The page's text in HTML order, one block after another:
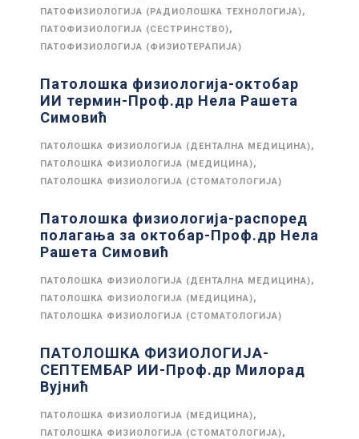
ПАТОФИЗИОЛОГИЈА (РАДИОЛОШКА ТЕХНОЛОГИЈА),
ПАТОФИЗИОЛОГИЈА (СЕСТРИНСТВО),
ПАТОФИЗИОЛОГИЈА (ФИЗИОТЕРАПИЈА)
Патолошка физиологија-октобар
ИИ термин-Проф.др Нела Рашета
Симовић
ПАТОЛОШКА ФИЗИОЛОГИЈА (ДЕНТАЛНА МЕДИЦИНА),
ПАТОЛОШКА ФИЗИОЛОГИЈА (МЕДИЦИНА),
ПАТОЛОШКА ФИЗИОЛОГИЈА (СТОМАТОЛОГИЈА)
Патолошка физиологија-распоред
полагања за октобар-Проф.др Нела
Рашета Симовић
ПАТОЛОШКА ФИЗИОЛОГИЈА (ДЕНТАЛНА МЕДИЦИНА),
ПАТОЛОШКА ФИЗИОЛОГИЈА (МЕДИЦИНА),
ПАТОЛОШКА ФИЗИОЛОГИЈА (СТОМАТОЛОГИЈА)
ПАТОЛОШКА ФИЗИОЛОГИЈА-
СЕПТЕМБАР ИИ-Проф.др Милорад
Вујнић
ПАТОЛОШКА ФИЗИОЛОГИЈА (МЕДИЦИНА),
ПАТОЛОШКА ФИЗИОЛОГИЈА (СТОМАТОЛОГИЈА),